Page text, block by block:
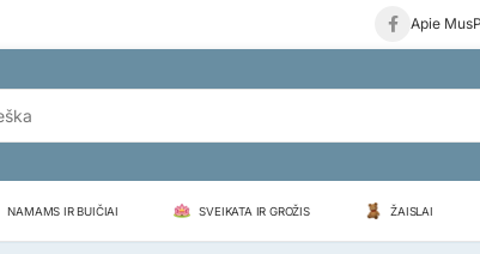
Apie Mus
NAMAMS IR BUIČIAI SVEIKATA IR GROŽIS ŽAISLAI